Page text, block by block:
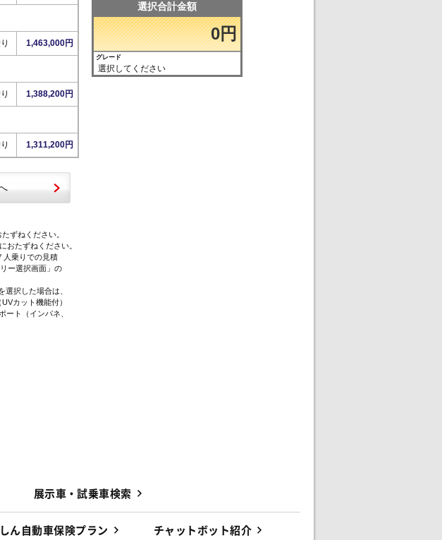
1,463,000円
1,388,200円
1,311,200円
ずねください。
おたずねください。
人乗りでの見積
ー選択画面」の
択した場合は、
カット機能付）
ト（インパネ、
選択合計金額
0円
グレード
選択してください
展示車・試乗車検索
ん自動車保険プラン チャットボット紹介